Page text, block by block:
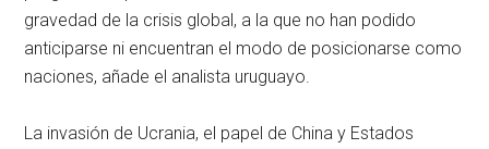
gravedad de la crisis global, a la que no han podido
anticiparse ni encuentran el modo de posicionarse como
naciones, añade el analista uruguayo.
La invasión de Ucrania, el papel de China y Estados